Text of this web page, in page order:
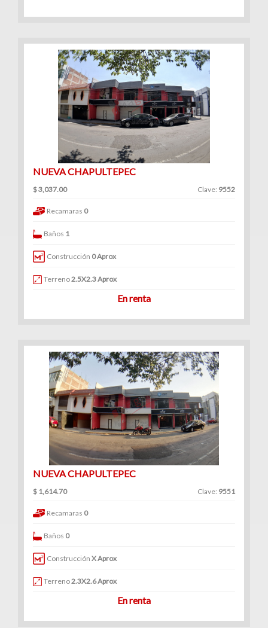
NUEVA CHAPULTEPEC
$ 3,037.00 Clave: 9552
Recamaras 0
Baños 1
Construcción 0 Aprox
Terreno2.5X2.3 Aprox
En renta
NUEVA CHAPULTEPEC
$ 1,614.70 Clave: 9551
Recamaras 0
Baños 0
Construcción X Aprox
Terreno2.3X2.6 Aprox
En renta